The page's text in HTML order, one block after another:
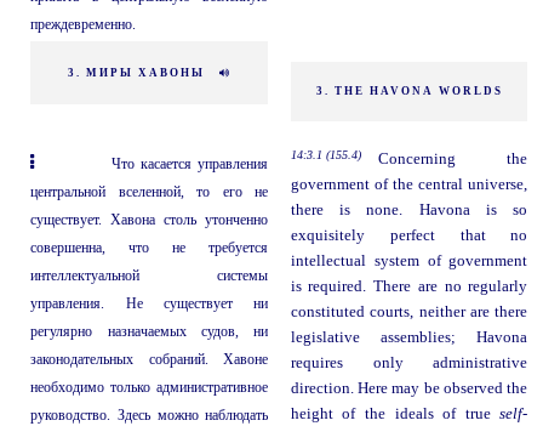
преждевременно.
3. МИРЫ ХАВОНЫ
3. THE HAVONA WORLDS
Что касается управления
центральной вселенной, то его не
существует. Хавона столь утонченно
совершенна, что не требуется
интеллектуальной системы
управления. Не существует ни
регулярно назначаемых судов, ни
законодательных собраний. Хавоне
необходимо только административное
руководство. Здесь можно наблюдать
14:3.1 (155.4)
Concerning the
government of the central universe,
there is none. Havona is so
exquisitely perfect that no
intellectual system of government
is required. There are no regularly
constituted courts, neither are there
legislative assemblies; Havona
requires only administrative
direction. Here may be observed the
height of the ideals of trueself-